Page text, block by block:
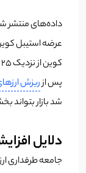
پس ازریزش
شد بازار بتواند
دلایل
جامعه طرفداری